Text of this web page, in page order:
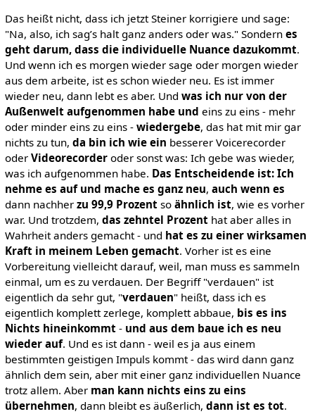
Das heißt nicht, dass ich jetzt Steiner korrigiere und sage:
"Na, also, ich sag’s halt ganz anders oder was." Sondern es
geht darum, dass die individuelle Nuance dazukommt.
Und wenn ich es morgen wieder sage oder morgen wieder
aus dem arbeite, ist es schon wieder neu. Es ist immer
wieder neu, dann lebt es aber. Und was ich nur von der
Außenwelt aufgenommen habe und eins zu eins - mehr
oder minder eins zu eins - wiedergebe, das hat mit mir gar
nichts zu tun, da bin ich wie ein besserer Voicerecorder
oder Videorecorderoder sonst was: Ich gebe was wieder,
was ich aufgenommen habe. Das Entscheidende ist: Ich
nehme es auf und mache es ganz neu, auch wenn es
dann nachher zu 99,9 Prozentso ähnlich ist, wie es vorher
war. Und trotzdem, das zehntel Prozenthat aber alles in
Wahrheit anders gemacht - und hat es zu einer wirksamen
Kraft in meinem Leben gemacht. Vorher ist es eine
Vorbereitung vielleicht darauf, weil, man muss es sammeln
einmal, um es zu verdauen. Der Begriff "verdauen" ist
eigentlich da sehr gut, "verdauen" heißt, dass ich es
eigentlich komplett zerlege, komplett abbaue, bis es ins
Nichts hineinkommt- und aus dem baue ich es neu
wieder auf. Und es ist dann - weil es ja aus einem
bestimmten geistigen Impuls kommt - das wird dann ganz
ähnlich dem sein, aber mit einer ganz individuellen Nuance
trotz allem. Aber man kann nichts eins zu eins
übernehmen, dann bleibt es äußerlich, dann ist es tot.